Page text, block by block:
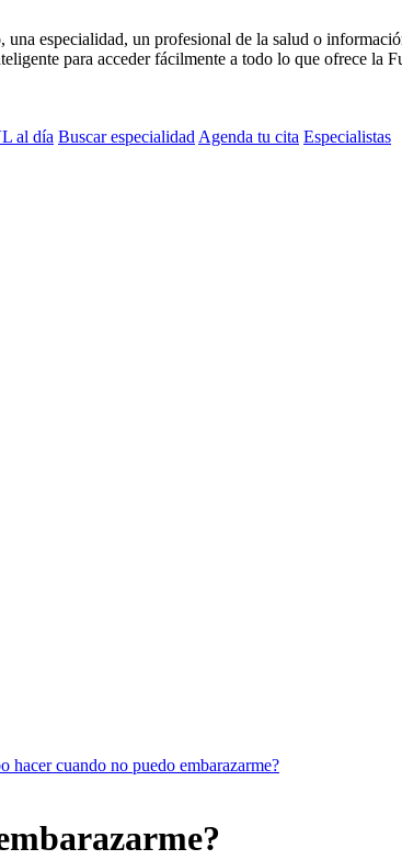
una especialidad, un profesional de la salud o
para acceder fácilmente a todo lo que ofrece la
al día Buscar especialidad Agenda tu cita Especialistas
hacer cuando no puedo embarazarme?